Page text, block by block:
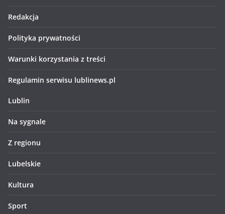
Redakcja
Polityka prywatności
Warunki korzystania z treści
Regulamin serwisu lublinews.pl
Lublin
Na sygnale
Z regionu
Lubelskie
Kultura
Sport